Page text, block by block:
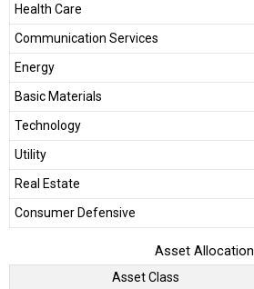
Health Care
Communication Services
Energy
Basic Materials
Technology
Utility
Real Estate
Consumer Defensive
Asset Allocation
Asset Class